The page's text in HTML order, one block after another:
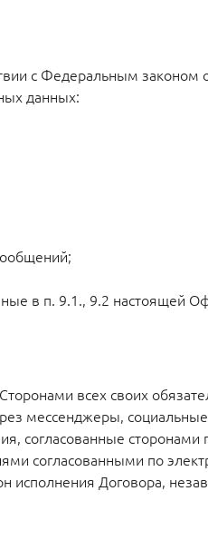
с Федеральным
данных:
в п. 9.1., 9.2 настоящей
всех своих
мессенджеры,
согласованные сторонами
согласованными по
Договора,